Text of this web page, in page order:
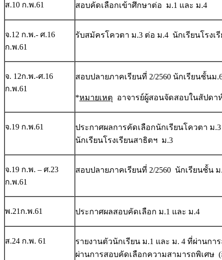
ส.10 ก.พ.61 สอบคัดเลือกเข้าศึกษาต่อ ม.1 และ ม.4
จ.12 ก.พ.- ศ.16
ก.พ.61
รับสมัครโควตา ม.3 ต่อ ม.4 นักเรียนโรงเ
จ. 12ก.พ.-ศ.16
ก.พ.61
สอบปลายภาคเรียนที่ 2/2560 นักเรียนชั้นม
*หมายเหตุ อาจารย์ผู้สอนจัดสอบในสัปดา
จ.19 ก.พ.61
ประกาศผลการคัดเลือกนักเรียนโควตา ม
นักเรียนโรงเรียนสาธิตฯ ม.3
จ.19 ก.พ. – ศ.23
ก.พ.61
สอบปลายภาคเรียนที่ 2/2560 นักเรียนชั้น ม
พ.21ก.พ.61 ประกาศผลสอบคัดเลือก ม.1 และ ม.4
ส.24 ก.พ. 61
รายงานตัวนักเรียน ม.1 และ ม. 4 ที่ผ่านก
ผ่านการสอบคัดเลือกความสามารถพิเศษ